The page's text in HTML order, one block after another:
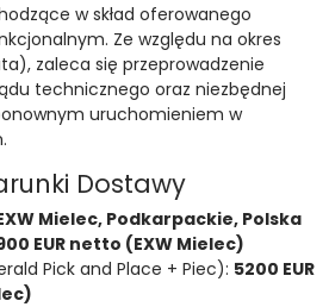
w skład oferowanego
Ze względu na okres
zaleca się przeprowadzenie
technicznego oraz niezbędnej
uruchomieniem w
Dostawy
Mielec, Podkarpackie, Polska
EUR netto (EXW Mielec)
Pick and Place + Piec): 5200 EUR